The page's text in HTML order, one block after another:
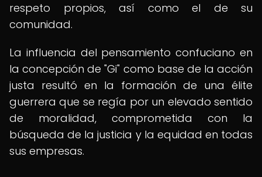
respeto propios, así como el de su
comunidad.
La influencia del pensamiento confuciano en
la concepción de "Gi" como base de la acción
justa resultó en la formación de una élite
guerrera que se regía por un elevado sentido
de moralidad, comprometida con la
búsqueda de la justicia y la equidad en todas
sus empresas.